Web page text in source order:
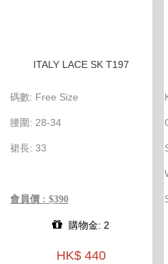
ITALY LACE SK T197
碼數: Free Size
腰圍: 28-34
裙長: 33
會員價 : $390
購物金: 2
HK$ 440